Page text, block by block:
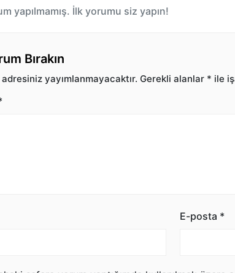
yapılmamış. İlk yorumu siz yapın!
Bırakın
yayımlanmayacaktır. Gerekli alanlar * ile
E-posta *